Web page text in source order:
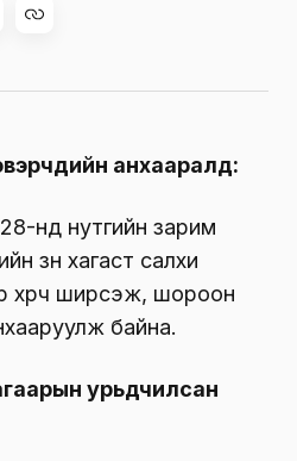
анхааралд:
нд нутгийн зарим
зүүн хагаст салхи
ширүүсэж, шороон
байна.
урьдчилсан